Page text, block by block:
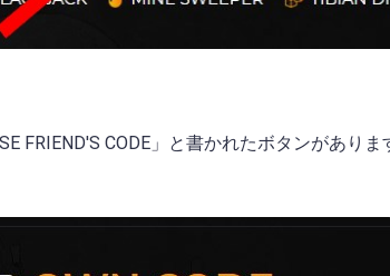
FRIEND'S CODE」と書かれたボタンがありま